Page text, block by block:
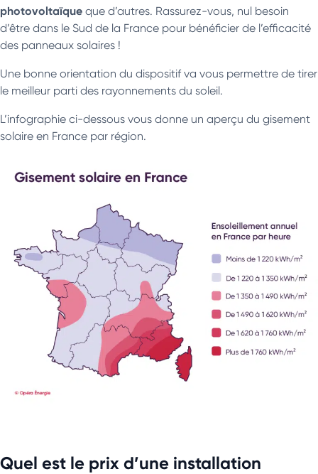
photovoltaïque que d’autres. Rassurez-vous, nul besoin
d’être dans le Sud de la France pour bénéficier de l’efficacité
des panneaux solaires !
Une bonne orientation du dispositif va vous permettre de tirer
le meilleur parti des rayonnements du soleil.
L’infographie ci-dessous vous donne un aperçu du gisement
solaire en France par région.
Quel est le prix d’une installation